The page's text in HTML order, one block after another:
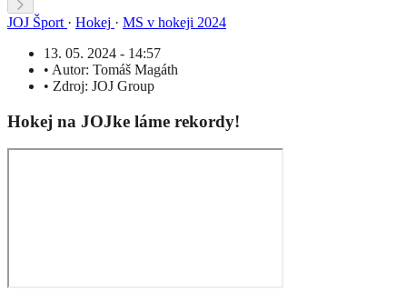
JOJ Šport · Hokej · MS v hokeji 2024
13. 05. 2024 - 14:57
• Autor: Tomáš Magáth
• Zdroj: JOJ Group
Hokej na JOJke láme rekordy!